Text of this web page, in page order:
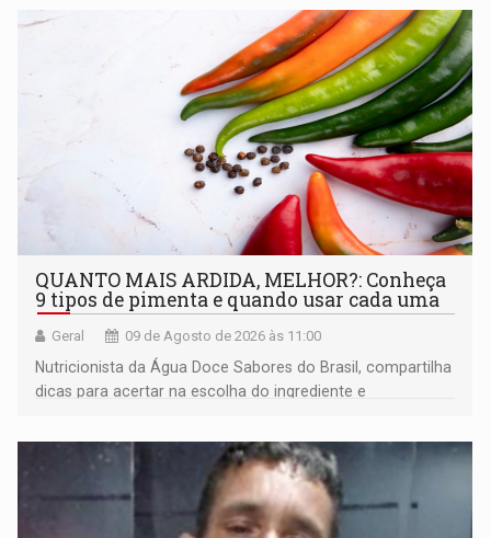
QUANTO MAIS ARDIDA, MELHOR?: Conheça
9 tipos de pimenta e quando usar cada uma
Geral 09 de Agosto de 2026 às 11:00
Nutricionista da Água Doce Sabores do Brasil, compartilha
dicas para acertar na escolha do ingrediente e